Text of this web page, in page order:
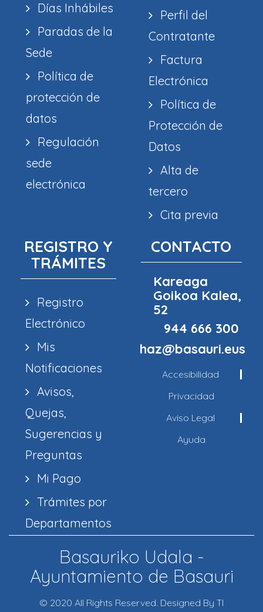
Días Inhábiles
Paradas de la
Sede
Política de
protección de
datos
Regulación
sede
electrónica
Perfil del
Contratante
Factura
Electrónica
Política de
Protección de
Datos
Alta de
tercero
Cita previa
REGISTRO Y
TRÁMITES
Registro
Electrónico
Mis
Notificaciones
Avisos,
Quejas,
Sugerencias y
Preguntas
Mi Pago
Trámites por
Departamentos
CONTACTO
Kareaga
Goikoa Kalea,
52
944 666 300
haz@basauri.eus
Accesibilidad
Privacidad
Aviso Legal
Ayuda
Basauriko Udala -
Ayuntamiento de Basauri
© 2020 All Rights Reserved. Designed By TI